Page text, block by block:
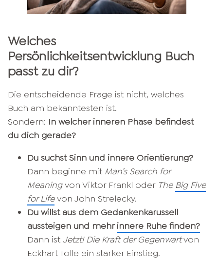
Welches
Persönlichkeitsentwicklung Buch
passt zu dir?
Die entscheidende Frage ist nicht, welches
Buch am bekanntesten ist.
Sondern: In welcher inneren Phase befindest
du dich gerade?
Du suchst Sinn und innere Orientierung?
Dann beginne mit Man’s Search for
Meaningvon Viktor Frankl oder The Big Five
for Life von John Strelecky.
Du willst aus dem Gedankenkarussell
aussteigen und mehrinnere Ruhe finden?
Dann ist Jetzt! Die Kraft der Gegenwartvon
Eckhart Tolle ein starker Einstieg.